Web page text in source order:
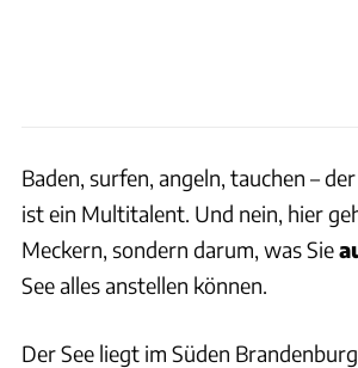
Baden, surfen, angeln, tauchen –
ist ein Multitalent. Und nein, hier
Meckern, sondern darum, was Sie
See alles anstellen können.
Der See liegt im Süden